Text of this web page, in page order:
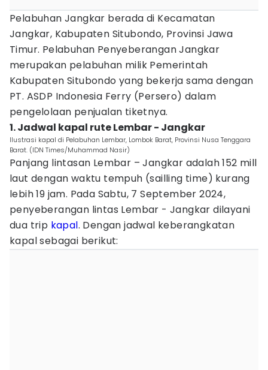
Pelabuhan Jangkar berada di Kecamatan
Jangkar, Kabupaten Situbondo, Provinsi Jawa
Timur. Pelabuhan Penyeberangan Jangkar
merupakan pelabuhan milik Pemerintah
Kabupaten Situbondo yang bekerja sama dengan
PT. ASDP Indonesia Ferry (Persero) dalam
pengelolaan penjualan tiketnya.
1. Jadwal kapal rute Lembar - Jangkar
Ilustrasi kapal di Pelabuhan Lembar, Lombok Barat, Provinsi Nusa Tenggara
Barat. (IDN Times/Muhammad Nasir)
Panjang lintasan Lembar – Jangkar adalah 152 mill
laut dengan waktu tempuh (sailling time) kurang
lebih 19 jam. Pada Sabtu, 7 September 2024,
penyeberangan lintas Lembar - Jangkar dilayani
dua trip kapal. Dengan jadwal keberangkatan
kapal sebagai berikut: